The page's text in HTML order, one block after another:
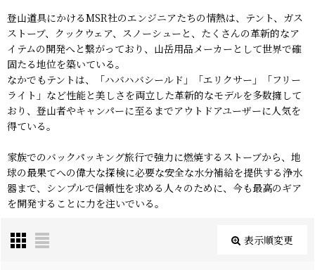
登山道具にかけるMSR社のエンジニアたちの情熱は、テント、ガス
ストーブ、クックウェア、スノーシューと、たくさんの革新的なア
イテムの開発へと繋がっており、山岳用品メーカーとして世界で確
固たる地位を築いている。
なかでもテントは、「ハバハバシールド」「エリクサー」「フリー
ライト」など性能と美しさを両立した革新的なモデルを多数擁して
おり、登山者やキャンパーに至るまでアウトドアユーザーに人気を
得ている。
家族でのバックパッキング旅行で強力に燃焼するストーブから、地
球の最果てへの偉大な探検に必要な安全な水分補給を提供する浄水
器まで、シンプルで信頼性を求める人々のために、今も最高のギア
を開発することに力を注いでいる。
表示順変更